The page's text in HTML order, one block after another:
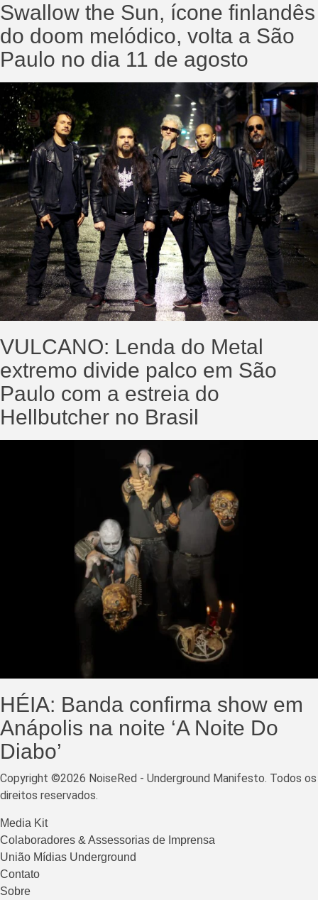
Swallow the Sun, ícone finlandês
do doom melódico, volta a São
Paulo no dia 11 de agosto
VULCANO: Lenda do Metal
extremo divide palco em São
Paulo com a estreia do
Hellbutcher no Brasil
HÉIA: Banda confirma show em
Anápolis na noite ‘A Noite Do
Diabo’
Copyright ©2026 NoiseRed - Underground Manifesto. Todos os
direitos reservados.
Media Kit
Colaboradores & Assessorias de Imprensa
União Mídias Underground
Contato
Sobre